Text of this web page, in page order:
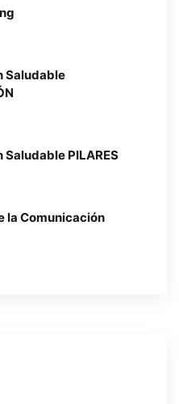
Saludable
PILARES
la Comunicación